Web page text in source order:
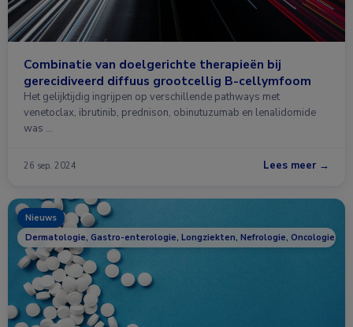
Combinatie van doelgerichte therapieën bij
gerecidiveerd diffuus grootcellig B-cellymfoom
Het gelijktijdig ingrijpen op verschillende pathways met
venetoclax, ibrutinib, prednison, obinutuzumab en lenalidomide
was …
26 sep. 2024 Lees meer →
Nieuws
Dermatologie, Gastro-enterologie, Longziekten, Nefrologie, Oncologie